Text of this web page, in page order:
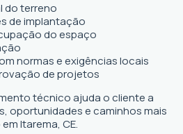
do terreno
de implantação
do espaço
normas e exigências locais
de projetos
técnico ajuda o cliente a
oportunidades e caminhos mais
Itarema, CE.